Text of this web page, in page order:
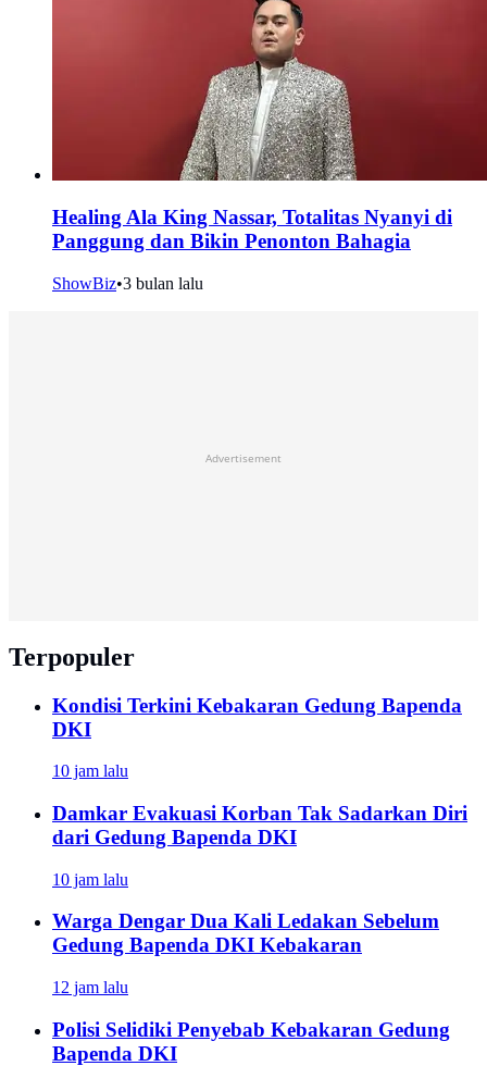
Healing Ala King Nassar, Totalitas Nyanyi di
Panggung dan Bikin Penonton Bahagia
ShowBiz•3 bulan lalu
Advertisement
Terpopuler
Kondisi Terkini Kebakaran Gedung Bapenda
DKI
10 jam lalu
Damkar Evakuasi Korban Tak Sadarkan Diri
dari Gedung Bapenda DKI
10 jam lalu
Warga Dengar Dua Kali Ledakan Sebelum
Gedung Bapenda DKI Kebakaran
12 jam lalu
Polisi Selidiki Penyebab Kebakaran Gedung
Bapenda DKI